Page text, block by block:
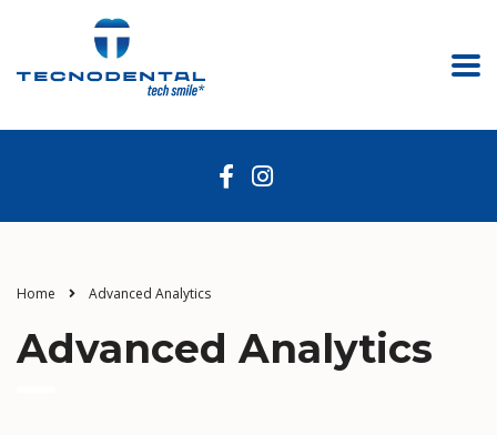
Home Advanced Analytics
Advanced Analytics